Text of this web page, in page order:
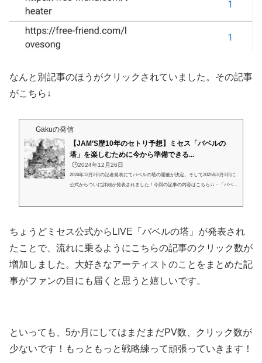
なんと別記事のほうがクリックされていました。その記事
がこちら↓
Gakuの発信
【JAM’S歴10年のセトリ予想】ミセス「バベルの
塔」を楽しむために今から準備できる...
🕒️2024年12月26日
2024年12月2日の記者発表にてバベルの塔の開催が決定。そして2025年5月3日に
公式からついに詳細が発表されました！今回の記事の内容はこちら↓↓・「バベル
いきましょう！1.バベルの塔の詳細をまとめました①開催時期・エデンの園...
ちょうどミセス公式からLIVE「バベルの塔」が発表され
たことで、流れに乗るようにこちらの記事のクリック数が
増加しました。大好きなアーティストのことをまとめた記
事がファンの目にも届くと思うと嬉しいです。
といっても、5か月にしてはまだまだPV数、クリック数が
少ないです！もっともっと戦略練って頑張っていきます！